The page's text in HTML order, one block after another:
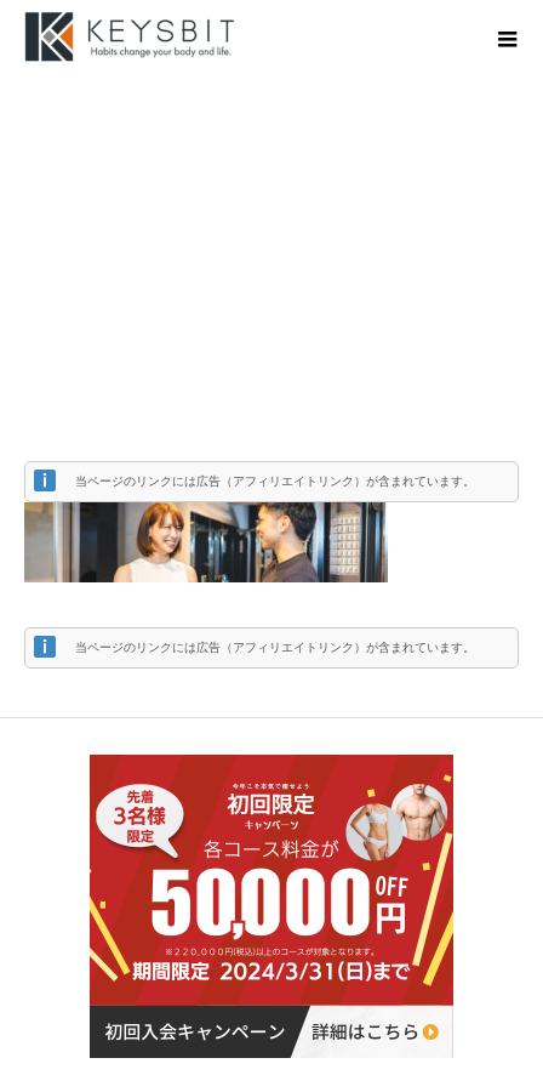
当ページのリンクには広告（アフィリエイトリンク）が含まれています。
当ページのリンクには広告（アフィリエイトリンク）が含まれています。